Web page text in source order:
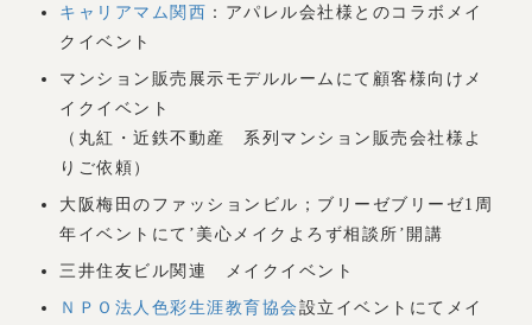
キャリアマム関西 ：アパレル会社様とのコラボメイ
クイベント
マンション販売展示モデルルームにて顧客様向けメ
イクイベント
（丸紅・近鉄不動産 系列マンション販売会社様よ
りご依頼）
大阪梅田のファッションビル；ブリーゼブリーゼ1周
年イベントにて’美心メイクよろず相談所’開講
三井住友ビル関連 メイクイベント
ＮＰＯ法人色彩生涯教育協会設立イベントにてメイ